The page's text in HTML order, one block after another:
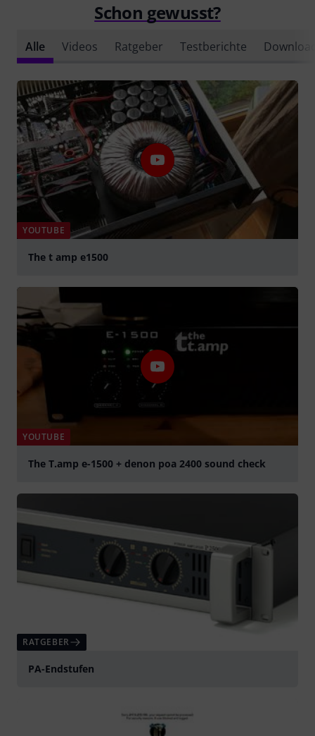
Schon gewusst?
Alle Videos Ratgeber Testberichte
YOUTUBE
The t amp e1500
YOUTUBE
The T.amp e-1500 + denon poa 2400 sound check
RATGEBER
PA-Endstufen